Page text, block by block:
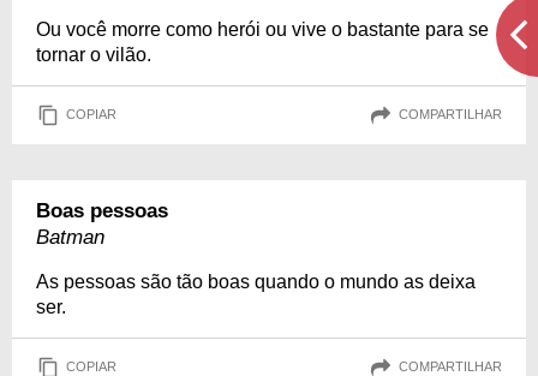
Ou você morre como herói ou vive o bastante para se
tornar o vilão.
COPIAR COMPARTILHAR
Boas pessoas
Batman
As pessoas são tão boas quando o mundo as deixa
ser.
COPIAR COMPARTILHAR